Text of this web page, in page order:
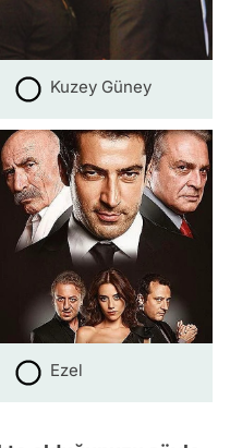
Kuzey Güney
Ezel